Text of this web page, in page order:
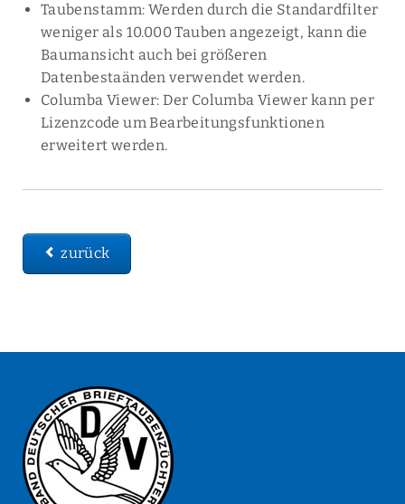
Taubenstamm: Werden durch die Standardfilter
weniger als 10.000 Tauben angezeigt, kann die
Baumansicht auch bei größeren
Datenbestaänden verwendet werden.
Columba Viewer: Der Columba Viewer kann per
Lizenzcode um Bearbeitungsfunktionen
erweitert werden.
zurück